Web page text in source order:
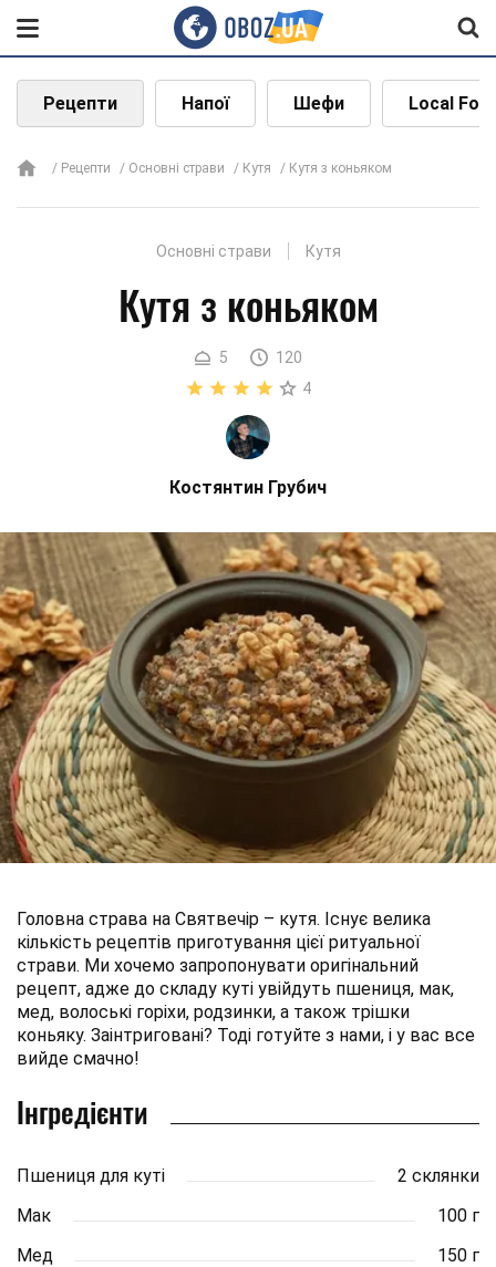
Рецепти Напої Шефи Local
Рецепти Основні страви Кутя Кутя з коньяком
Основні страви Кутя
Кутя з коньяком
5
120
4
Костянтин Грубич
Головна страва на Святвечір – кутя. Існує велика
кількість рецептів приготування цієї ритуальної
страви. Ми хочемо запропонувати оригінальний
рецепт, адже до складу куті увійдуть пшениця, мак,
мед, волоські горіхи, родзинки, а також трішки
коньяку. Заінтриговані? Тоді готуйте з нами, і у вас все
вийде смачно!
Інгредієнти
Пшениця для куті
2 склянки
Мак
100 г
Мед
150 г